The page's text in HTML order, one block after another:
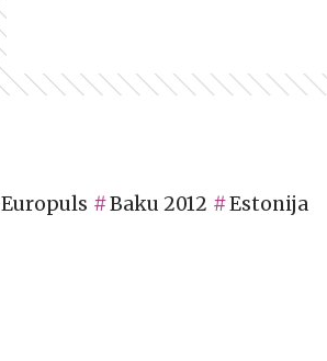
Europuls Baku 2012 Estonija